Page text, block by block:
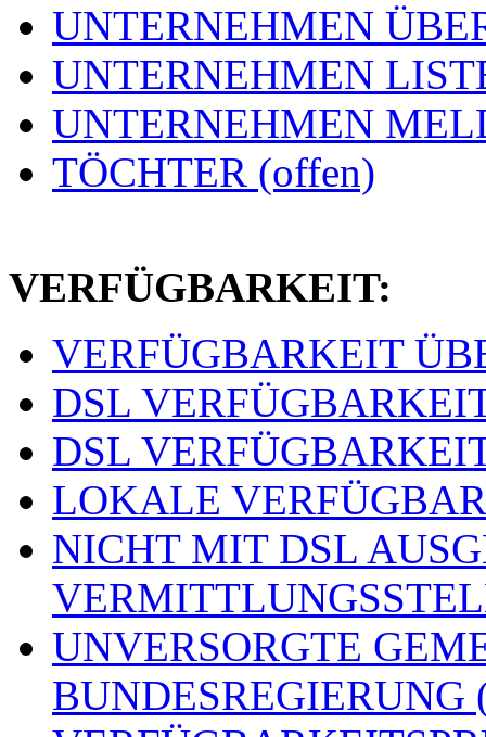
UNTERNEHMEN
UNTERNEHMEN
UNTERNEHMEN
TÖCHTER (offen)
VERFÜGBARKEIT:
VERFÜGBARKEIT
DSL
DSL
LOKALE
NICHT MIT DSL
UNVERSORGTE
BUNDESREGIERUNG